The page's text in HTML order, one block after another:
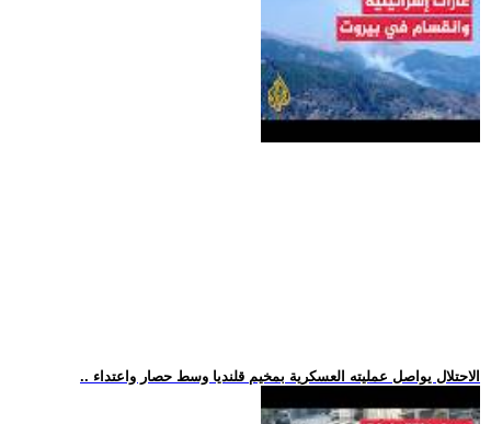
.. الاحتلال يواصل عمليته العسكرية بمخيم قلنديا وسط حصار واعتداء